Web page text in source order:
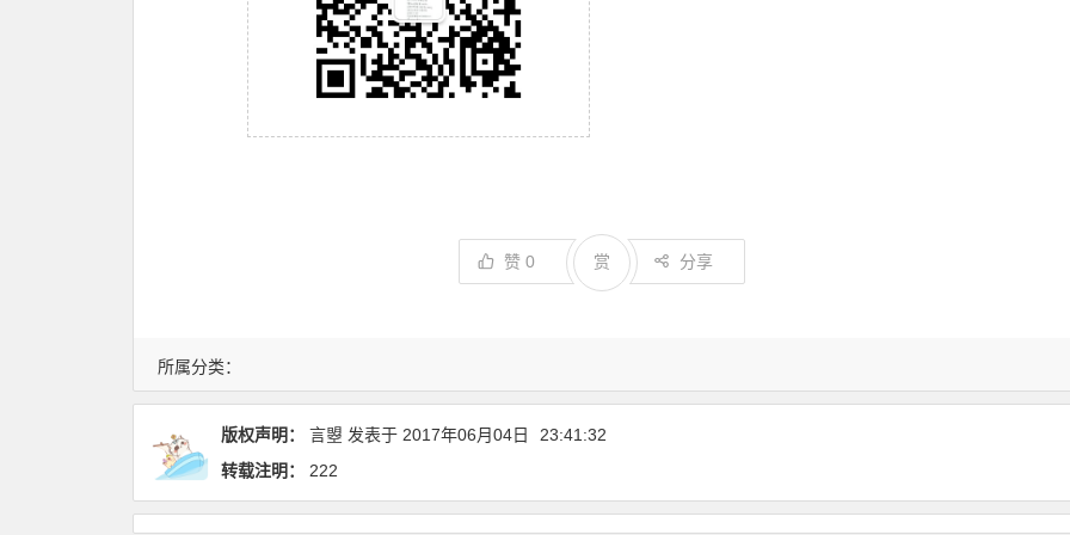
赞0 分享
赏
所属分类：
版权声明： 言曌 发表于 2017年06月04日
23:41:32
转载注明：
222